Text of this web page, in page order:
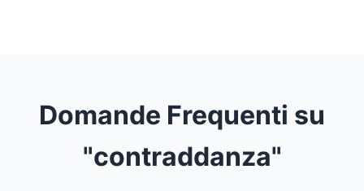
Domande Frequenti su
"contraddanza"